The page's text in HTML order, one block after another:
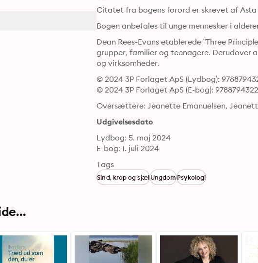
Citatet fra bogens forord er skrevet af Asta
Bogen anbefales til unge mennesker i
Dean Rees-Evans etablerede ”Three
grupper, familier og teenagere. Derudover
og virksomheder.
© 2024 3P Forlaget ApS (Lydbog):
© 2024 3P Forlaget ApS (E-bog):
Oversættere: Jeanette Emanuelsen,
Udgivelsesdato
Lydbog: 5. maj 2024
E-bog: 1. juli 2024
Tags
Sind, krop og sjælUngdomPsykologi